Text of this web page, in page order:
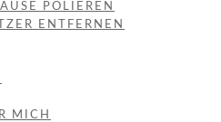
POLIEREN
ENTFERNEN
MICH